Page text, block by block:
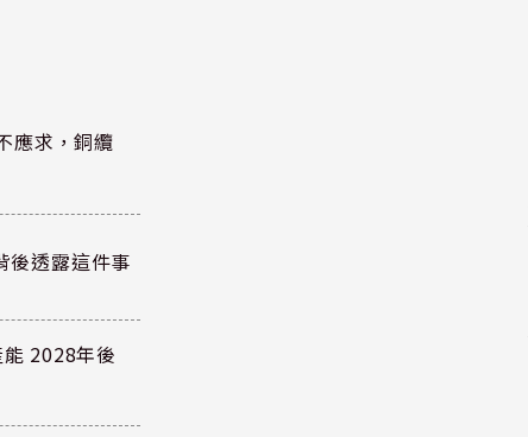
應求，銅纜
後透露這件事
2028年後